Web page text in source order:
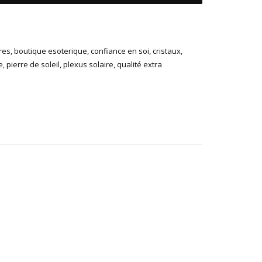
,boutique esoterique,confiance en soi,cristaux,
,pierre de soleil,plexus solaire,qualité extra